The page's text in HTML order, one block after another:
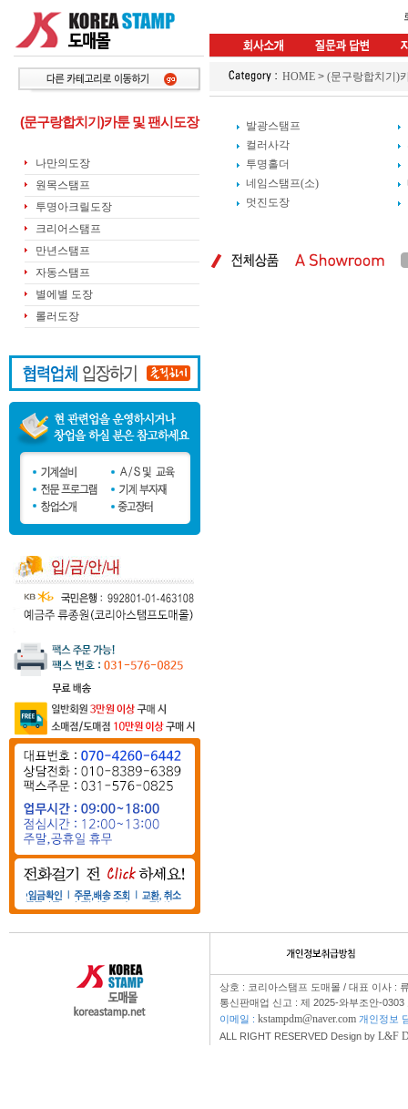
(문구랑합치기)카툰 및 팬시도장
나만의도장
원목스탬프
투명아크릴도장
크리어스탬프
만년스탬프
자동스탬프
별에별 도장
롤러도장
HOME > (문구랑합치기)
발광스탬프
컬러사각
투명홀더
네임스탬프(소)
멋진도장
상호 : 코리아스탬프 도매몰 / 대표 이사 :
통신판매업 신고 : 제 2025-와부조안-
이메일 : kstampdm@naver.com 개인정보
ALL RIGHT RESERVED Design by L&F